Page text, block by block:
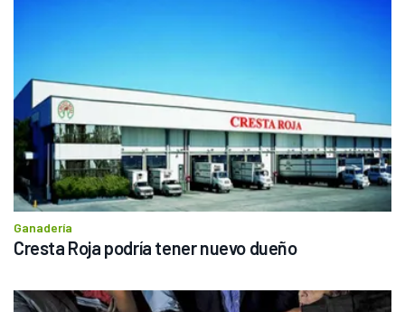
Ganadería
Cresta Roja podría tener nuevo dueño